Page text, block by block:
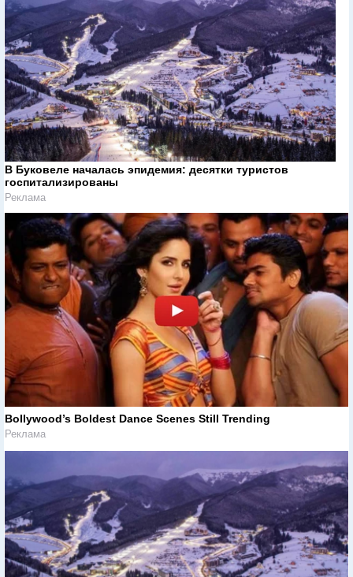
В Буковеле началась эпидемия: десятки туристов
госпитализированы
Реклама
Bollywood’s Boldest Dance Scenes Still Trending
Реклама